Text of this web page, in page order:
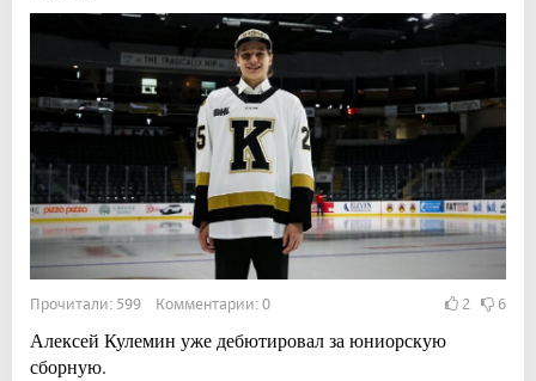
Прочитали: 599 Комментарии: 0 2 6
Алексей Кулемин уже дебютировал за юниорскую
сборную.